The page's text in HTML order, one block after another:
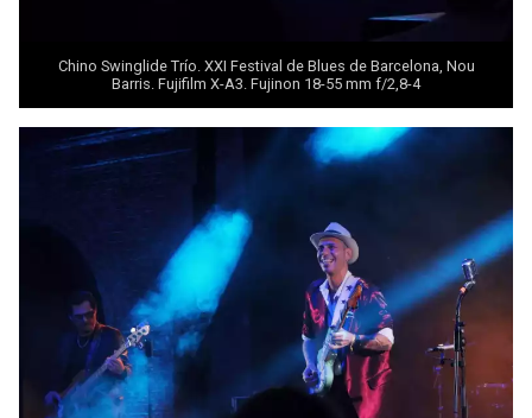
Chino Swinglide Trío. XXI Festival de Blues de Barcelona, Nou
Barris. Fujifilm X-A3. Fujinon 18-55 mm f/2,8-4